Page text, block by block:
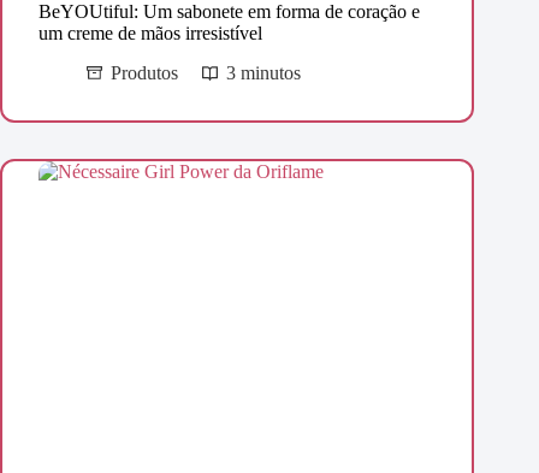
BeYOUtiful: Um sabonete em forma de coração e
um creme de mãos irresistível
Produtos
3 minutos